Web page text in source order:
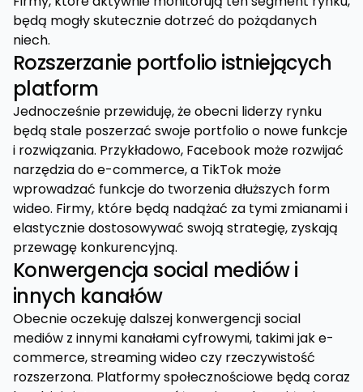
będą mogły skutecznie dotrzeć do pożądanych
niech.
Rozszerzanie portfolio istniejących
platform
Jednocześnie przewiduję, że obecni liderzy rynku
będą stale poszerzać swoje portfolio o nowe funkcje
i rozwiązania. Przykładowo, Facebook może rozwijać
narzędzia do e-commerce, a TikTok może
wprowadzać funkcje do tworzenia dłuższych form
wideo. Firmy, które będą nadążać za tymi zmianami i
elastycznie dostosowywać swoją strategię, zyskają
przewagę konkurencyjną.
Konwergencja social mediów i
innych kanałów
Obecnie oczekuję dalszej konwergencji social
mediów z innymi kanałami cyfrowymi, takimi jak e-
commerce, streaming wideo czy rzeczywistość
rozszerzona. Platformy społecznościowe będą coraz